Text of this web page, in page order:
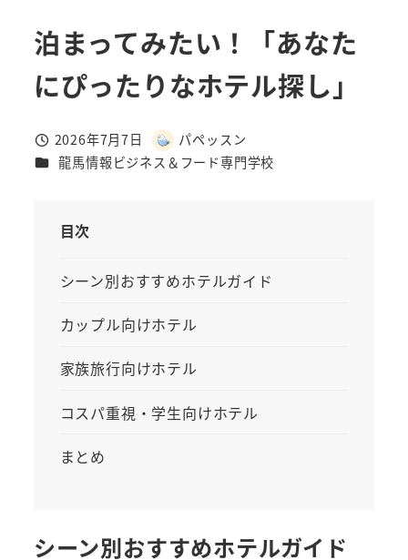
泊まってみたい！「あなた
にぴったりなホテル探し」
投稿日
2026年7月7日
著
者
パペッスン
カテゴリー
龍馬情報ビジネス＆フード専門学校
目次
シーン別おすすめホテルガイド
カップル向けホテル
家族旅行向けホテル
コスパ重視・学生向けホテル
まとめ
シーン別おすすめホテルガイド